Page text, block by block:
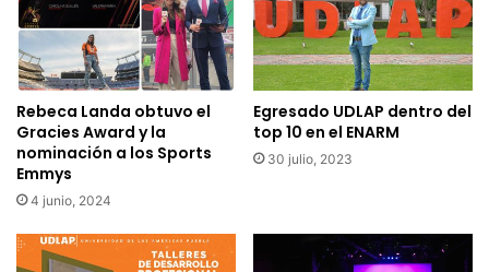
Rebeca Landa obtuvo el
Gracies Award y la
nominación a los Sports
Emmys
4 junio, 2024
Egresado UDLAP dentro del
top 10 en el ENARM
30 julio, 2023